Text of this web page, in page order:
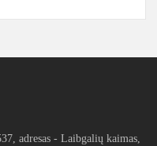
adresas - Laibgalių kaimas,